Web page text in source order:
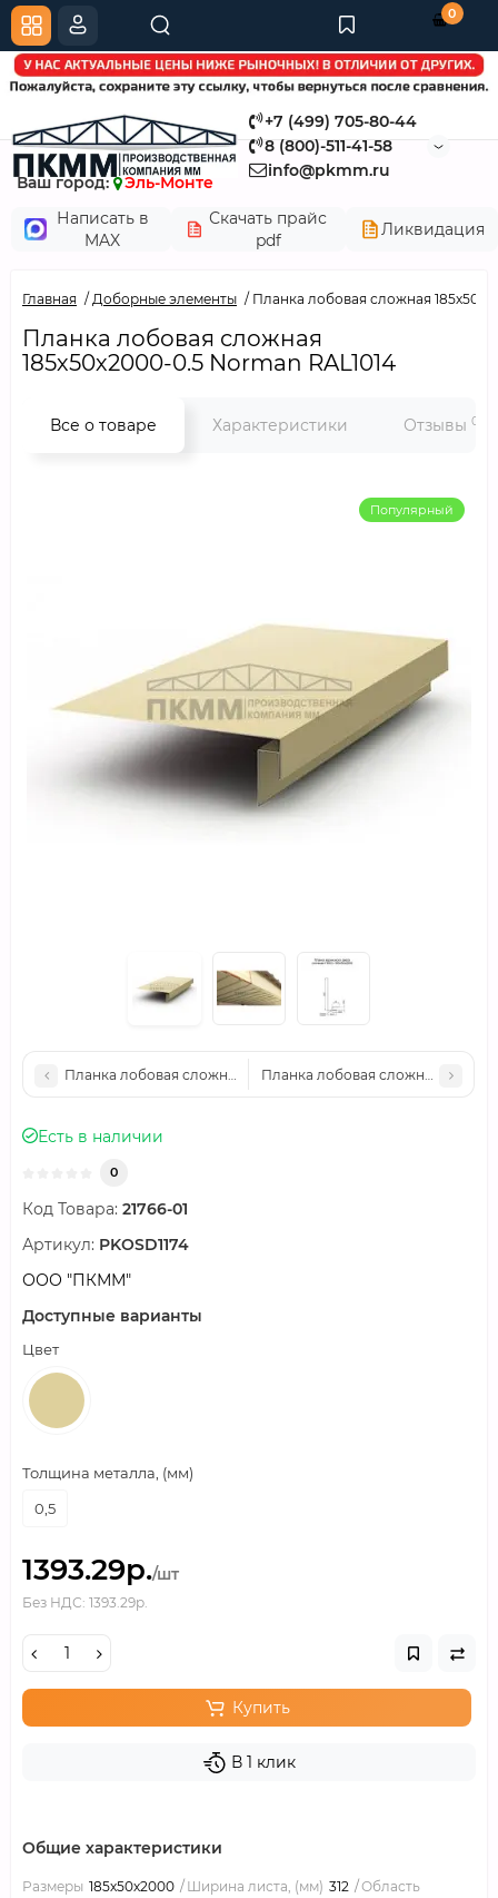
+7 (499) 705-80-44
8 (800)-511-41-58
info@pkmm.ru
Ваш город:
Эль-Монте
Написать в
MAX
Скачать прайс
pdf
Ликвидация
0
Главная Доборные элементы Планка лобовая сложная
Планка лобовая сложная
185х50х2000-0.5 Norman RAL1014
Все о товаре Характеристики Отзывы 0
Популярный
Планка лобовая сложная 185х50х2000-0.5 Norman RAL3005
Планка лобовая сложная
Есть в наличии
0
Код Товара: 21766-01
Артикул: PKOSD1174
ООО "ПКММ"
Доступные варианты
Цвет
Толщина металла, (мм)
0,5
1393.29р./шт
Без НДС: 1393.29р.
Купить
В 1 клик
Общие характеристики
Размеры 185х50х2000 Ширина листа, (мм) 312
Область